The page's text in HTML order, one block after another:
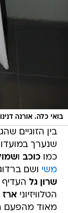
בואי כלה. אורנה דנינו
בין הזוגיים
שנערך
כמוכוכב ו
משי ושם
שרון גל העדיף
הטלוויזיוני
מאוד מהפעם